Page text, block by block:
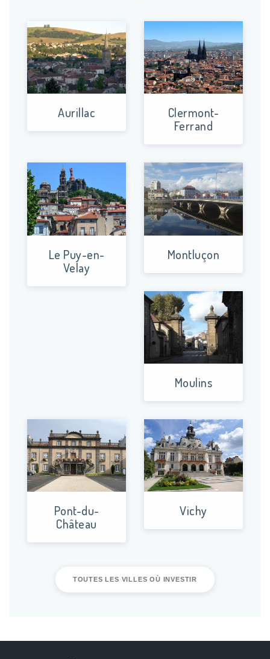
Aurillac
Clermont-
Ferrand
Le Puy-en-
Velay
Montluçon
Moulins
Pont-du-
Château
Vichy
TOUTES LES VILLES OÙ INVESTIR